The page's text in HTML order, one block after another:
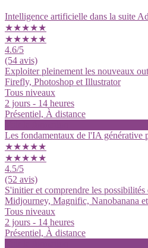
Intelligence artificielle dans la suite
★★★★★
★★★★★
4.6/5
(54 avis)
Exploiter pleinement les nouveaux
Firefly, Photoshop et Illustrator
Tous niveaux
2 jours - 14 heures
Présentiel, À distance
Les fondamentaux de l'IA générative
★★★★★
★★★★★
4.5/5
(52 avis)
S'initier et comprendre les
Midjourney, Magnific, Nanobanana
Tous niveaux
2 jours - 14 heures
Présentiel, À distance